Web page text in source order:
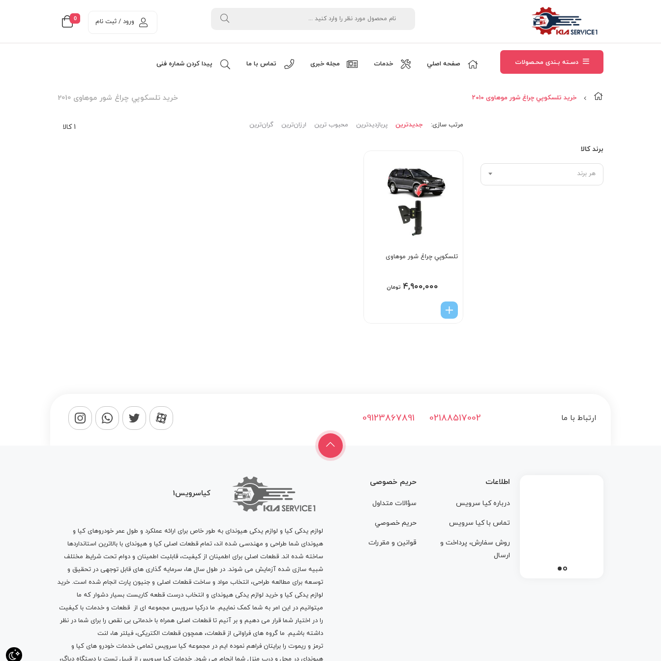
0 ورود / ثبت نام
دسـته بـندی محـصولات صفحه اصلي خدمات مجله خبری تماس با ما پیدا کردن شماره فنی
خرید تلسکوپي چراغ شور موهاوی 2010 خرید تلسکوپي چراغ شور موهاوی 2010
برند کالا
هر برند
1 کالا مرتب‌ سازی: جدیدترین پربازدیدترین محبوب ترین ارزان‌ترین گران‌ترین
تلسکوپي چراغ شور موهاوی
۴,۹۰۰,۰۰۰ تومان
ارتباط با ما 09123867891 02188517002
اطلاعات
درباره کيا سرويس
تماس با کيا سرويس
روش سفارش، پرداخت و
ارسال
حریم خصوصی
سؤالات متداول
حريم خصوصي
قوانين و مقررات
کیاسرویس1
لوازم یدکی کیا و لوازم یدکی هیوندای به طور خاص برای ارائه عملکرد و طول عمر خودروهای کیا و
هیوندای شما طراحی و مهندسی شده اند، تمام قطعات اصلی کیا و هیوندای با بالاترین استانداردها
ساخته شده اند. قطعات اصلی برای اطمینان از کیفیت، قابلیت اطمینان و دوام تحت شرایط مختلف
شبیه سازی شده آزمایش می شوند. در طول سال ها، سرمایه گذاری های قابل توجهی در تحقیق و
توسعه برای مطالعه طراحی، انتخاب مواد و ساخت قطعات اصلی و جنیون پارت انجام شده است. خرید
لوازم یدکی کیا و خرید لوازم یدکی هیوندای و انتخاب درست قطعه کاریست بسیار دشوار که ما
میتوانیم در این امر به شما کمک نماییم. ما درکیا سرویس مجموعه ای از قطعات و خدمات با کیفیت
را در اختیار شما قرار می دهیم و بر آنیم تا قطعات اصلی همراه با خدماتی بی نقص را برای شما در نظر
داشته باشیم. ما گروه های فراوانی از قطعات، همچون قطعات الکتریکی، فیلتر ها، لنت
ترمز و ریموت را برایتان فراهم نموده ایم در مجموعه کیا سرویس تمامی خدمات خودرو های کیا و
هیوندای در محل و درب منزل شما انجام می شود. خدمات کیا سرویس از قبیل تست با دستگاه دیاگ،